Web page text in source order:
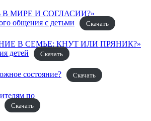
МИРЕ И СОГЛАСИИ?»
общения с детьми
Скачать
В СЕМЬЕ: КНУТ ИЛИ ПРЯНИК?»
детей
Скачать
состояние? Скачать
по
Скачать